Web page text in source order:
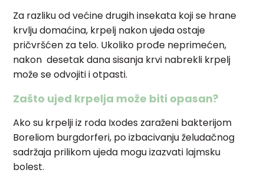
Za razliku od većine drugih insekata koji se hrane
krvlju domaćina, krpelj nakon ujeda ostaje
pričvršćen za telo. Ukoliko prođe neprimećen,
nakon desetak dana sisanja krvi nabrekli krpelj
može se odvojiti i otpasti.
Zašto ujed krpelja može biti opasan?
Ako su krpelji iz roda Ixodes zaraženi bakterijom
Boreliom burgdorferi, po izbacivanju želudačnog
sadržaja prilikom ujeda mogu izazvati lajmsku
bolest.